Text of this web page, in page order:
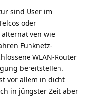
sind User im
oder
wie
Funknetz-
WLAN-Router
bereitstellen.
vor allem in dicht
in jüngster Zeit aber